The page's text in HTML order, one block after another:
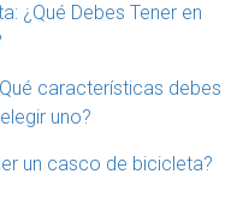
¿Qué Debes Tener en
características debes
uno?
un casco de bicicleta?